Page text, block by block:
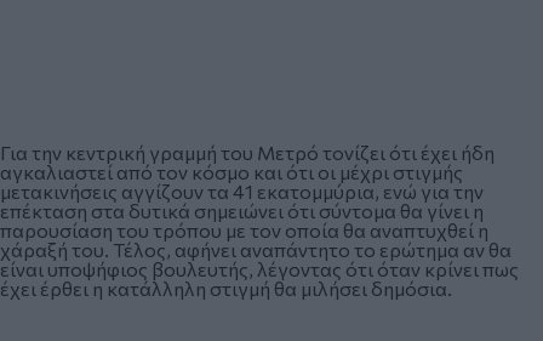
Για την κεντρική γραμμή του Μετρό τονίζει ότι έχει ήδη
αγκαλιαστεί από τον κόσμο και ότι οι μέχρι στιγμής
μετακινήσεις αγγίζουν τα 41 εκατομμύρια, ενώ για την
επέκταση στα δυτικά σημειώνει ότι σύντομα θα γίνει η
παρουσίαση του τρόπου με τον οποία θα αναπτυχθεί η
χάραξή του. Τέλος, αφήνει αναπάντητο το ερώτημα αν θα
είναι υποψήφιος βουλευτής, λέγοντας ότι όταν κρίνει πως
έχει έρθει η κατάλληλη στιγμή θα μιλήσει δημόσια.